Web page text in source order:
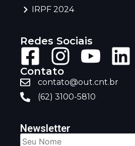
IRPF 2024
Redes Sociais
Contato
contato@out.cnt.br
(62) 3100-5810
Newsletter